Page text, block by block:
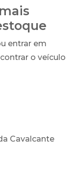
entrar em
o veículo
Cavalcante